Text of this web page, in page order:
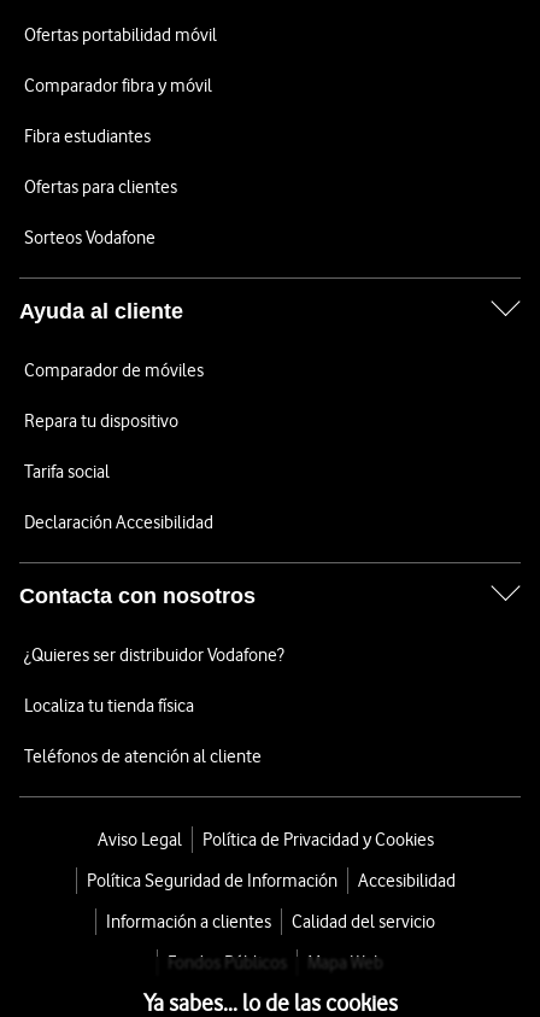
Ofertas portabilidad móvil
Comparador fibra y móvil
Fibra estudiantes
Ofertas para clientes
Sorteos Vodafone
Ayuda al cliente
Comparador de móviles
Repara tu dispositivo
Tarifa social
Declaración Accesibilidad
Contacta con nosotros
¿Quieres ser distribuidor Vodafone?
Localiza tu tienda física
Teléfonos de atención al cliente
Aviso Legal
Política de Privacidad y Cookies
Política Seguridad de Información
Accesibilidad
Información a clientes
Calidad del servicio
Fondos Públicos
Mapa Web
Ya sabes... lo de las cookies